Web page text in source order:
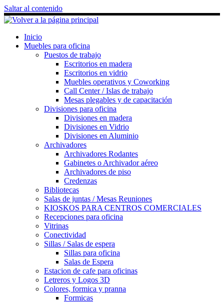
Saltar al contenido
Inicio
Muebles para oficina
Puestos de trabajo
Escritorios en madera
Escritorios en vidrio
Muebles operativos y Coworking
Call Center / Islas de trabajo
Mesas plegables y de capacitación
Divisiones para oficina
Divisiones en madera
Divisiones en Vidrio
Divisiones en Aluminio
Archivadores
Archivadores Rodantes
Gabinetes o Archivador aéreo
Archivadores de piso
Credenzas
Bibliotecas
Salas de juntas / Mesas Reuniones
KIOSKOS PARA CENTROS COMERCIALES
Recepciones para oficina
Vitrinas
Conectividad
Sillas / Salas de espera
Sillas para oficina
Salas de Espera
Estacion de cafe para oficinas
Letreros y Logos 3D
Colores, formica y pranna
Formicas